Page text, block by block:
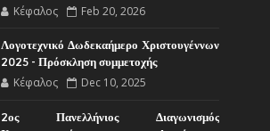
Κέφαλος Feb 20, 2026
Λογοτεχνικό Δωδεκαήμερο Χριστουγέννων
2025 - Πρόσκληση συμμετοχής
Κέφαλος Dec 10, 2025
2ος Πανελλήνιος Διαγωνισμός